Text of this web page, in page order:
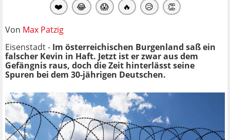
❤️ 😂 😱 🔥 😥 👏
Von Max Patzig
Eisenstadt - Im österreichischen Burgenland saß ein
falscher Kevin in Haft. Jetzt ist er zwar aus dem
Gefängnis raus, doch die Zeit hinterlässt seine
Spuren bei dem 30-jährigen Deutschen.